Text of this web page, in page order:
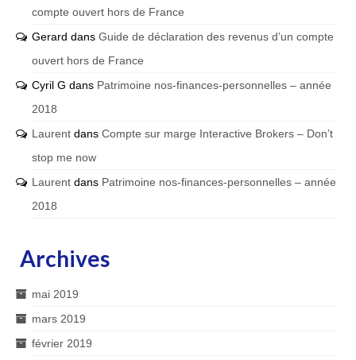
compte ouvert hors de France
Gerard dans Guide de déclaration des revenus d’un compte
ouvert hors de France
Cyril G dans Patrimoine nos-finances-personnelles – année
2018
Laurent dans Compte sur marge Interactive Brokers – Don’t
stop me now
Laurent dans Patrimoine nos-finances-personnelles – année
2018
Archives
mai 2019
mars 2019
février 2019